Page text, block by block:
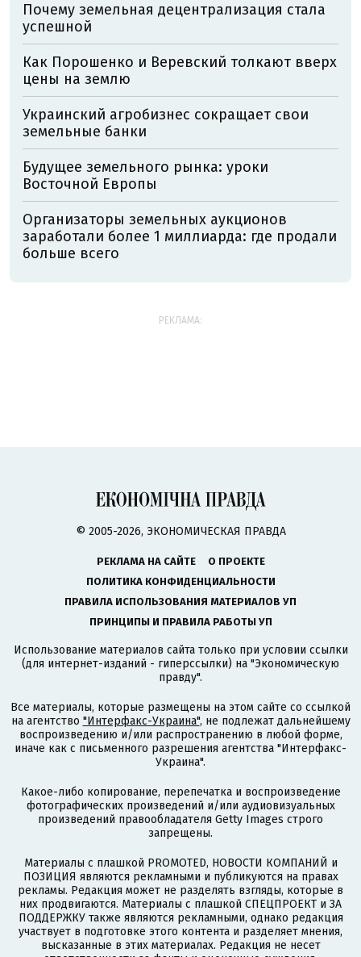
Почему земельная децентрализация стала
успешной
Как Порошенко и Веревский толкают вверх
цены на землю
Украинский агробизнес сокращает свои
земельные банки
Будущее земельного рынка: уроки
Восточной Европы
Организаторы земельных аукционов
заработали более 1 миллиарда: где продали
больше всего
РЕКЛАМА:
© 2005-2026, ЭКОНОМИЧЕСКАЯ ПРАВДА
РЕКЛАМА НА САЙТЕ
О ПРОЕКТЕ
ПОЛИТИКА КОНФИДЕНЦИАЛЬНОСТИ
ПРАВИЛА ИСПОЛЬЗОВАНИЯ МАТЕРИАЛОВ УП
ПРИНЦИПЫ И ПРАВИЛА РАБОТЫ УП
Использование материалов сайта только при условии ссылки
(для интернет-изданий - гиперссылки) на "Экономическую
правду".
Все материалы, которые размещены на этом сайте со ссылкой
на агентство "Интерфакс-Украина", не подлежат дальнейшему
воспроизведению и/или распространению в любой форме,
иначе как с письменного разрешения агентства "Интерфакс-
Украина".
Какое-либо копирование, перепечатка и воспроизведение
фотографических произведений и/или аудиовизуальных
произведений правообладателя Getty Images строго
запрещены.
Материалы с плашкой PROMOTED, НОВОСТИ КОМПАНИЙ и
ПОЗИЦИЯ являются рекламными и публикуются на правах
рекламы. Редакция может не разделять взгляды, которые в
них продвигаются. Материалы с плашкой СПЕЦПРОЕКТ и ЗА
ПОДДЕРЖКУ также являются рекламными, однако редакция
участвует в подготовке этого контента и разделяет мнения,
высказанные в этих материалах. Редакция не несет